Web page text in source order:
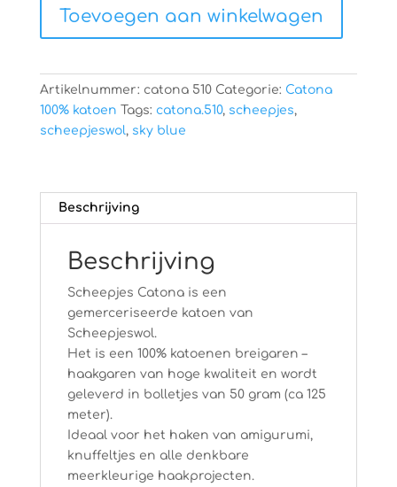
aantal
Toevoegen aan winkelwagen
Artikelnummer: catona 510 Categorie: Catona
100% katoen Tags: catona.510, scheepjes,
scheepjeswol, sky blue
Beschrijving
Beschrijving
Scheepjes Catona is een
gemerceriseerde katoen van
Scheepjeswol.
Het is een 100% katoenen breigaren –
haakgaren van hoge kwaliteit en wordt
geleverd in bolletjes van 50 gram (ca 125
meter).
Ideaal voor het haken van amigurumi,
knuffeltjes en alle denkbare
meerkleurige haakprojecten.